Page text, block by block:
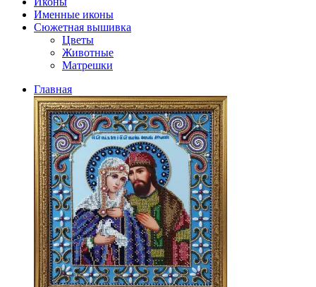
Именные иконы
Сюжетная вышивка
Цветы
Животные
Матрешки
Главная